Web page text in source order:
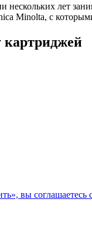
лет
Minolta, с
картриджей
вы соглашаетесь